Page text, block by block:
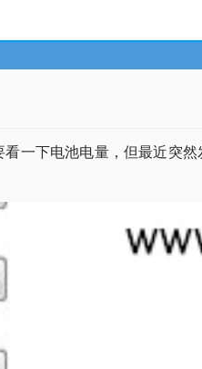
一下电池电量，但最近突